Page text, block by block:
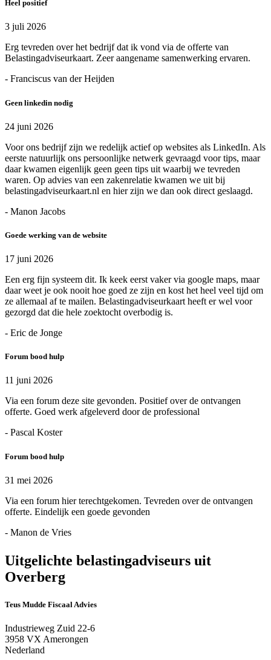
Heel positief
3 juli 2026
Erg tevreden over het bedrijf dat ik vond via de offerte van
Belastingadviseurkaart. Zeer aangename samenwerking ervaren.
- Franciscus van der Heijden
Geen linkedin nodig
24 juni 2026
Voor ons bedrijf zijn we redelijk actief op websites als LinkedIn. Als
eerste natuurlijk ons persoonlijke netwerk gevraagd voor tips, maar
daar kwamen eigenlijk geen geen tips uit waarbij we tevreden
waren. Op advies van een zakenrelatie kwamen we uit bij
belastingadviseurkaart.nl en hier zijn we dan ook direct geslaagd.
- Manon Jacobs
Goede werking van de website
17 juni 2026
Een erg fijn systeem dit. Ik keek eerst vaker via google maps, maar
daar weet je ook nooit hoe goed ze zijn en kost het heel veel tijd om
ze allemaal af te mailen. Belastingadviseurkaart heeft er wel voor
gezorgd dat die hele zoektocht overbodig is.
- Eric de Jonge
Forum bood hulp
11 juni 2026
Via een forum deze site gevonden. Positief over de ontvangen
offerte. Goed werk afgeleverd door de professional
- Pascal Koster
Forum bood hulp
31 mei 2026
Via een forum hier terechtgekomen. Tevreden over de ontvangen
offerte. Eindelijk een goede gevonden
- Manon de Vries
Uitgelichte belastingadviseurs uit
Overberg
Teus Mudde Fiscaal Advies
Industrieweg Zuid 22-6
3958 VX Amerongen
Nederland